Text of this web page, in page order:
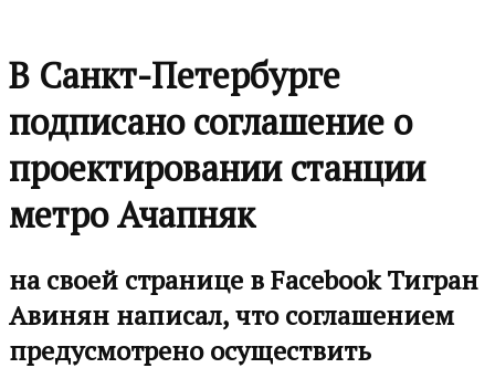
В Санкт-Петербурге
подписано соглашение о
проектировании станции
метро Ачапняк
на своей странице в Facebook Тигран
Авинян написал, что соглашением
предусмотрено осуществить